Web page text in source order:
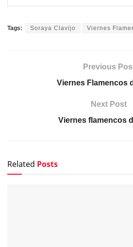
Tags: Soraya Clavijo Viernes
Previous
Viernes Flamencos
Next Post
Viernes flamencos
Related Posts